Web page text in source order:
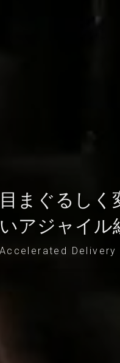
目まぐるしく
いアジャイル
Accelerated